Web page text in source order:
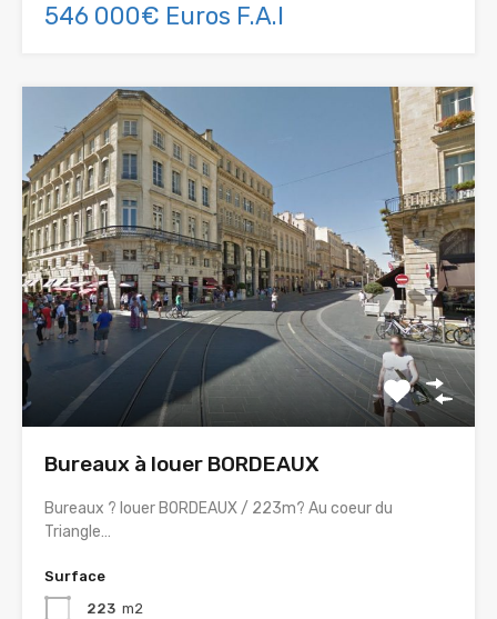
546 000€ Euros F.A.I
Bureaux à louer BORDEAUX
Bureaux ? louer BORDEAUX / 223m? Au coeur du
Triangle…
Surface
223 m2